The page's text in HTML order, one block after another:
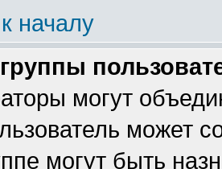
началу
могут
может
могут быть